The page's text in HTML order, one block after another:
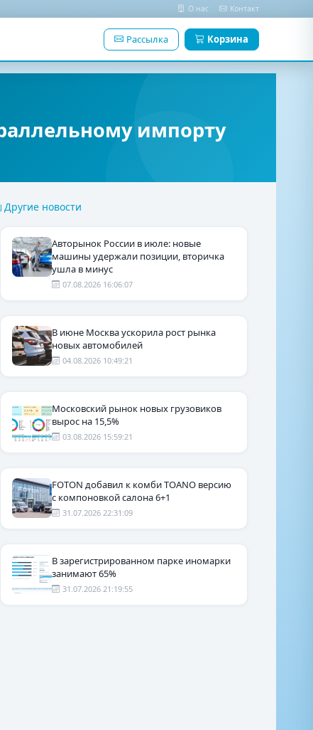
О нас Контакт
Рассылка Корзина
импорту
Другие новости
Авторынок России в июле: новые
машины удержали позиции, вторичка
ушла в минус
07.08.2026 16:06:07
В июне Москва ускорила рост рынка
новых автомобилей
04.08.2026 10:49:21
Московский рынок новых грузовиков
вырос на 15,5%
03.08.2026 15:59:21
FOTON добавил к комби TOANO версию
с компоновкой салона 6+1
31.07.2026 22:31:09
В зарегистрированном парке иномарки
занимают 65%
31.07.2026 21:19:55